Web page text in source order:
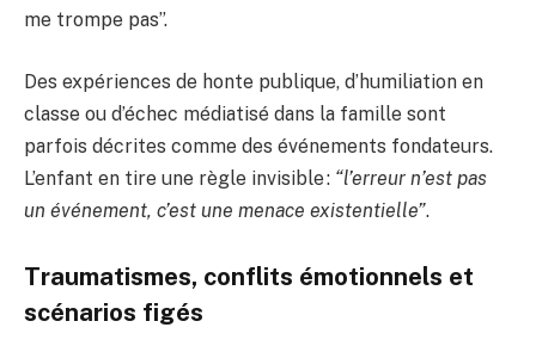
me trompe pas”.
Des expériences de honte publique, d’humiliation en
classe ou d’échec médiatisé dans la famille sont
parfois décrites comme des événements fondateurs.
L’enfant en tire une règle invisible : “l’erreur n’est pas
un événement, c’est une menace existentielle”.
Traumatismes, conflits émotionnels et
scénarios figés